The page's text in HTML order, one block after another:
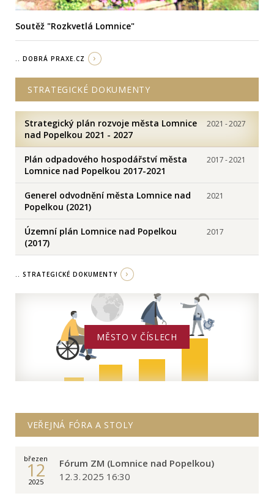
Soutěž "Rozkvetlá Lomnice"
.. DOBRÁ PRAXE.CZ
STRATEGICKÉ DOKUMENTY
Strategický plán rozvoje města Lomnice
nad Popelkou 2021 - 2027
2021 -2027
Plán odpadového hospodářství města
Lomnice nad Popelkou 2017-2021
2017-2021
Generel odvodnění města Lomnice nad
Popelkou (2021)
2021
Územní plán Lomnice nad Popelkou
(2017)
2017
.. STRATEGICKÉ DOKUMENTY
MĚSTO V ČÍSLECH
VEŘEJNÁ FÓRA A STOLY
březen
12
2025
Fórum ZM (Lomnice nad Popelkou)
12. 3. 2025 16:30